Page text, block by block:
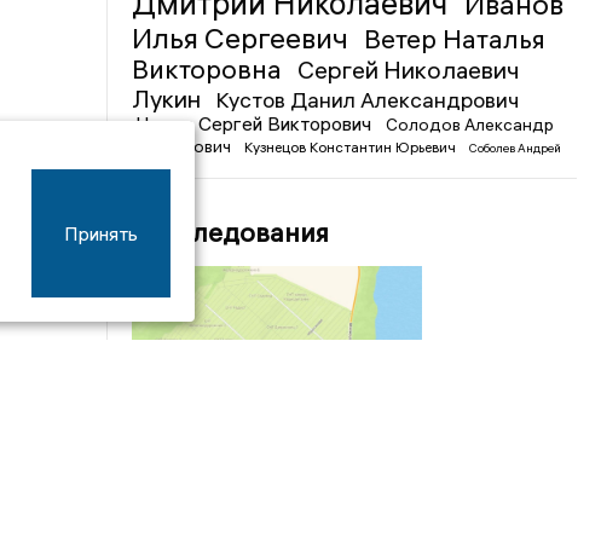
Илья Сергеевич
Ветер Наталья
Викторовна
Сергей Николаевич
Лукин
Кустов Данил Александрович
Чижов Сергей Викторович
Солодов Александр
Михайлович
Кузнецов Константин Юрьевич
Соболев Андрей
Иванович
Расследования
Принять